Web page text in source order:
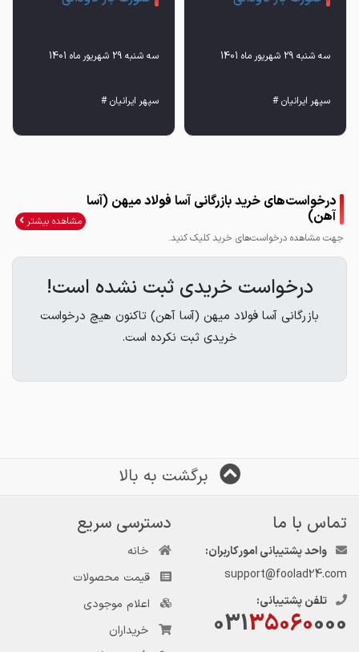
ناودانی ۱۰ سبک: ۱۹۱۰۰ تومان
درخواست‌های خرید بازرگانی آسا فولاد میهن (آسا
آهن)
جهت مشاهده درخواست‌های خرید کلیک کنید.
مشاهده بیشتر
درخواست خریدی ثبت نشده است!
بازرگانی آسا فولاد میهن (آسا آهن) تاکنون هیچ درخواست
خریدی ثبت نکرده است.
برگشت به بالا
تماس با ما
واحد پشتیبانی امور کاربران:
support@foolad24.com
تلفن پشتیبانی:
03135060000
دسترسی سریع
خانه
قیمت محصولات
اعلام موجودی
خریداران